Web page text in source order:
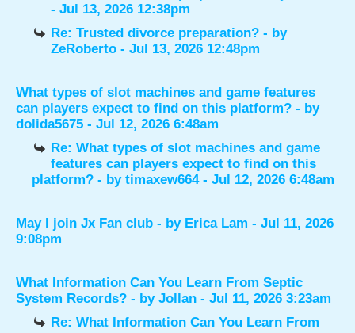
- Jul 13, 2026 12:38pm
Re: Trusted divorce preparation? - by
ZeRoberto - Jul 13, 2026 12:48pm
What types of slot machines and game features
can players expect to find on this platform? - by
dolida5675 - Jul 12, 2026 6:48am
Re: What types of slot machines and game
features can players expect to find on this
platform? - by timaxew664- Jul 12, 2026 6:48am
May I join Jx Fan club - by Erica Lam - Jul 11, 2026
9:08pm
What Information Can You Learn From Septic
System Records? - by Jollan - Jul 11, 2026 3:23am
Re: What Information Can You Learn From